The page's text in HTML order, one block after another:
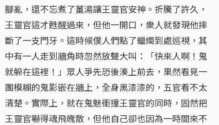
腳亂，還不忘煮了薑湯讓王靈官安神。折騰了許久，
王靈官這才甦醒過來，但他一開口，衆人就發現他摔
斷了一支門牙。這時候僕人們點了蠟燭到處巡視，其
中有一人走到牆角時忽然放聲大叫：「快來人啊！鬼
就躲在這裡！」眾人爭先恐後湊上前去，果然看見一
團模糊的鬼影嵌在牆上，全身黑漆漆的，五官看不太
清楚。實際上，就在鬼魅衝撞王靈官的同時，固然把
王靈官嚇得魂飛魄散，但他自己卻也因為一時間來不